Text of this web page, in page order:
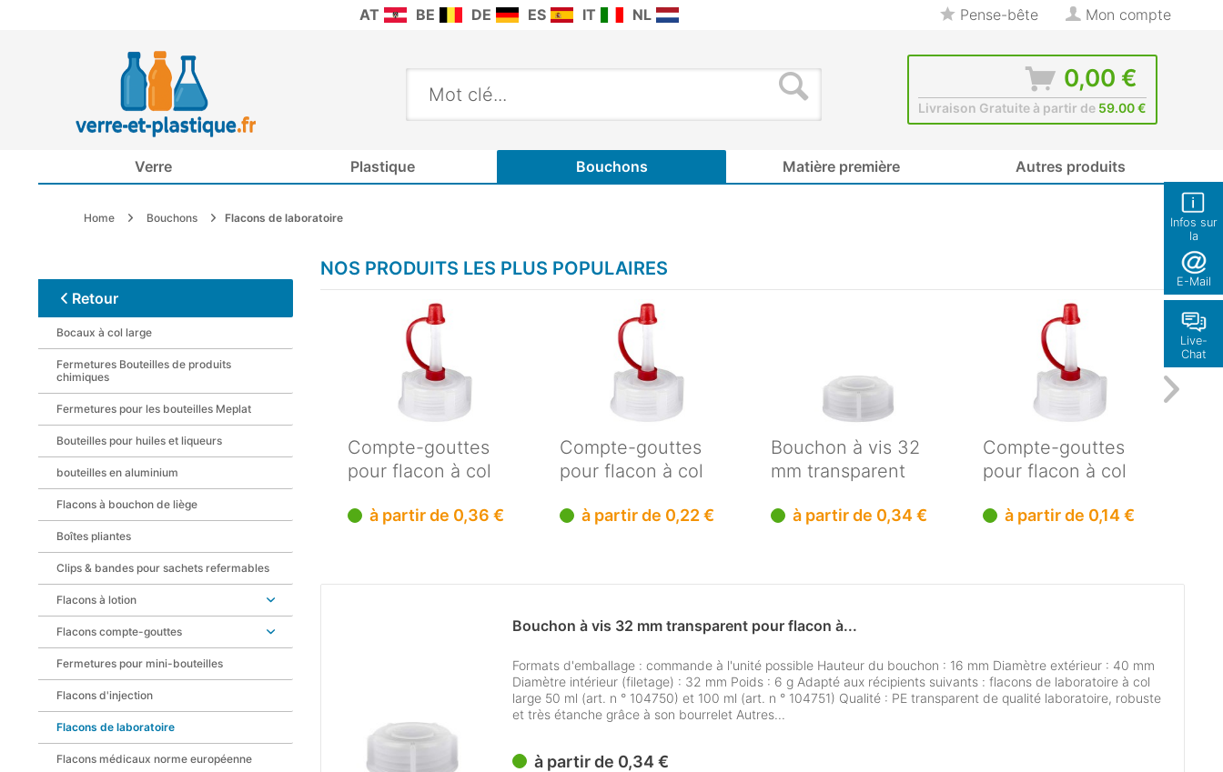
Infos sur
la
boutique
E-Mail
Live-
Chat
AT BE DE ES IT NL Pense-bête Mon compte
0,00 €
Livraison Gratuite à partir de 59.00 €
Verre Plastique Bouchons Matière première Autres produits
Home Bouchons Flacons de laboratoire
Retour
Bocaux à col large
Fermetures Bouteilles de produits
chimiques
Fermetures pour les bouteilles Meplat
Bouteilles pour huiles et liqueurs
bouteilles en aluminium
Flacons à bouchon de liège
Boîtes pliantes
Clips & bandes pour sachets refermables
Flacons à lotion
Flacons compte-gouttes
Fermetures pour mini-bouteilles
Flacons d'injection
Flacons de laboratoire
Flacons médicaux norme européenne
NOS PRODUITS LES PLUS POPULAIRES
Compte-gouttes
pour flacon à col
à partir de 0,36 €
Compte-gouttes
pour flacon à col
à partir de 0,22 €
Bouchon à vis 32
mm transparent
à partir de 0,34 €
Compte-gouttes
pour flacon à col
à partir de 0,14 €
Bouchon à vis 32 mm transparent pour flacon à...
Formats d'emballage : commande à l'unité possible Hauteur du bouchon : 16 mm Diamètre extérieur : 40 mm
Diamètre intérieur (filetage) : 32 mm Poids : 6 g Adapté aux récipients suivants : flacons de laboratoire à col
large 50 ml (art. n ° 104750) et 100 ml (art. n ° 104751) Qualité : PE transparent de qualité laboratoire, robuste
et très étanche grâce à son bourrelet Autres...
à partir de 0,34 €